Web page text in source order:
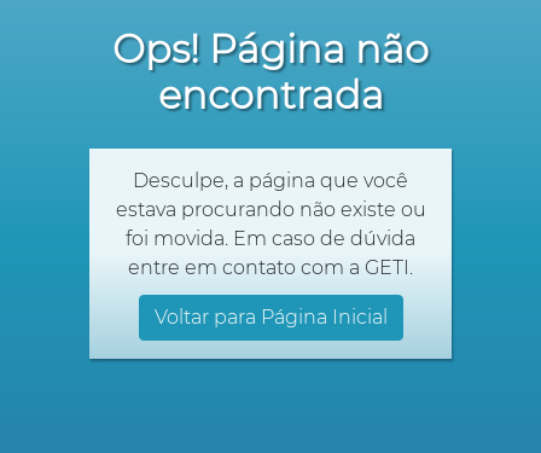
Ops! Página não
encontrada
Desculpe, a página que você
estava procurando não existe ou
foi movida. Em caso de dúvida
entre em contato com a GETI.
Voltar para Página Inicial